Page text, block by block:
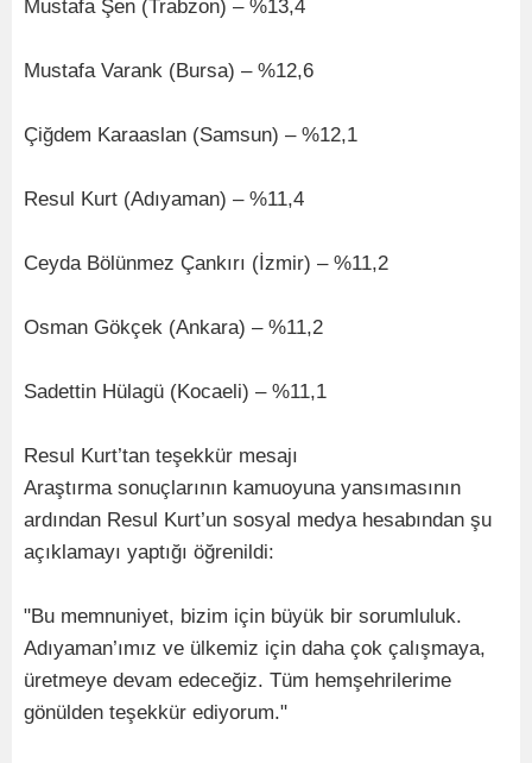
Mustafa Şen (Trabzon) – %13,4
Mustafa Varank (Bursa) – %12,6
Çiğdem Karaaslan (Samsun) – %12,1
Resul Kurt (Adıyaman) – %11,4
Ceyda Bölünmez Çankırı (İzmir) – %11,2
Osman Gökçek (Ankara) – %11,2
Sadettin Hülagü (Kocaeli) – %11,1
Resul Kurt’tan teşekkür mesajı
Araştırma sonuçlarının kamuoyuna yansımasının
ardından Resul Kurt’un sosyal medya hesabından şu
açıklamayı yaptığı öğrenildi:
"Bu memnuniyet, bizim için büyük bir sorumluluk.
Adıyaman’ımız ve ülkemiz için daha çok çalışmaya,
üretmeye devam edeceğiz. Tüm hemşehrilerime
gönülden teşekkür ediyorum."